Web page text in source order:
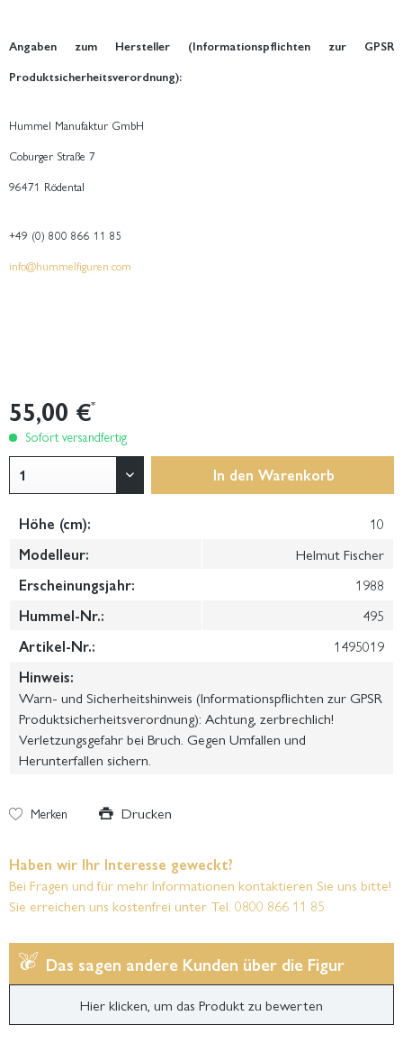
Angaben zum Hersteller (Informationspflichten zur GPSR
Produktsicherheitsverordnung):
Hummel Manufaktur GmbH
Coburger Straße 7
96471 Rödental
+49 (0) 800 866 11 85
info@hummelfiguren.com
55,00 €*
Sofort versandfertig
In den Warenkorb
Höhe (cm):
10
Modelleur:
Helmut Fischer
Erscheinungsjahr:
1988
Hummel-Nr.:
495
Artikel-Nr.:
1495019
Hinweis:
Warn- und Sicherheitshinweis (Informationspflichten zur GPSR
Produktsicherheitsverordnung): Achtung, zerbrechlich!
Verletzungsgefahr bei Bruch. Gegen Umfallen und
Herunterfallen sichern.
Merken Drucken
Haben wir Ihr Interesse geweckt?
Bei Fragen und für mehr Informationen kontaktieren Sie uns bitte!
Sie erreichen uns kostenfrei unter Tel. 0800 866 11 85
Das sagen andere Kunden über die Figur
Hier klicken, um das Produkt zu bewerten